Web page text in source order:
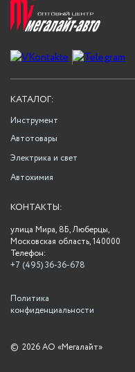
КАТАЛОГ:
Инструмент
Автотовары
Электрика и свет
Автохимия
КОНТАКТЫ:
улица Мира, 8Б, Люберцы,
Московская область, 140000
Телефон:
+7 (495) 36-36-678
Политика
конфиденциальности
© 2026 АО «Мегалайт»